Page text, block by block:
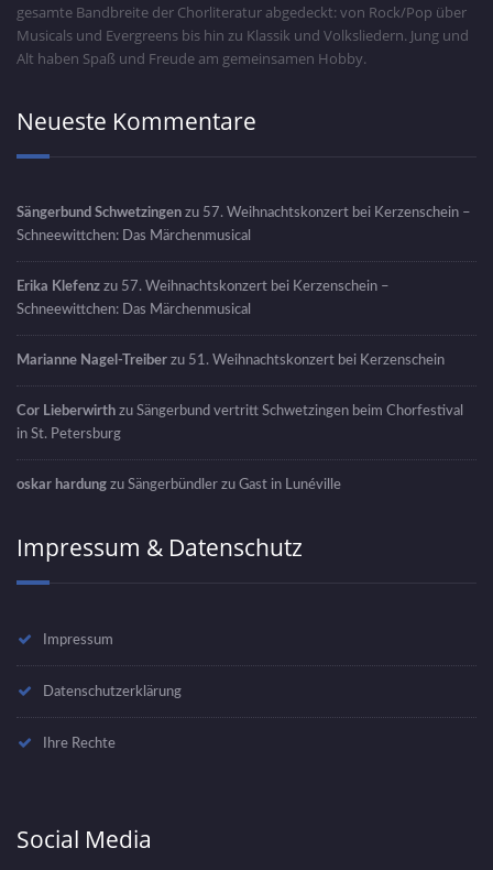
gesamte Bandbreite der Chorliteratur abgedeckt: von Rock/Pop über
Musicals und Evergreens bis hin zu Klassik und Volksliedern. Jung und
Alt haben Spaß und Freude am gemeinsamen Hobby.
Neueste Kommentare
Sängerbund Schwetzingen zu 57. Weihnachtskonzert bei Kerzenschein –
Schneewittchen: Das Märchenmusical
Erika Klefenz zu 57. Weihnachtskonzert bei Kerzenschein –
Schneewittchen: Das Märchenmusical
Marianne Nagel-Treiber zu 51. Weihnachtskonzert bei Kerzenschein
Cor Lieberwirth zu Sängerbund vertritt Schwetzingen beim Chorfestival
in St. Petersburg
oskar hardung zu Sängerbündler zu Gast in Lunéville
Impressum & Datenschutz
Impressum
Datenschutzerklärung
Ihre Rechte
Social Media